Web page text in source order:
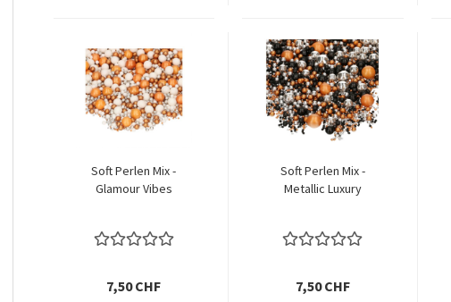
Soft Perlen Mix -
Glamour Vibes
7,50 CHF
Soft Perlen Mix -
Metallic Luxury
7,50 CHF